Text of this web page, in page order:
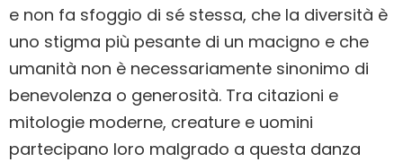
e non fa sfoggio di sé stessa, che la diversità è
uno stigma più pesante di un macigno e che
umanità non è necessariamente sinonimo di
benevolenza o generosità. Tra citazioni e
mitologie moderne, creature e uomini
partecipano loro malgrado a questa danza